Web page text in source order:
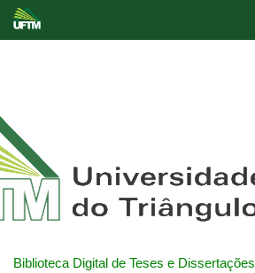
Biblioteca Digital de Teses e Dissertações